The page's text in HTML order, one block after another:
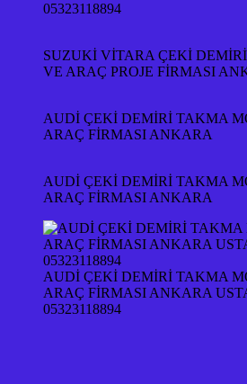
05323118894
SUZUKİ VİTARA ÇEKİ
VE ARAÇ PROJE FİRMASI
AUDİ ÇEKİ DEMİRİ TAKMA
ARAÇ FİRMASI ANKARA
AUDİ ÇEKİ DEMİRİ TAKMA
ARAÇ FİRMASI ANKARA
AUDİ ÇEKİ DEMİRİ TAKMA
ARAÇ FİRMASI ANKARA
05323118894